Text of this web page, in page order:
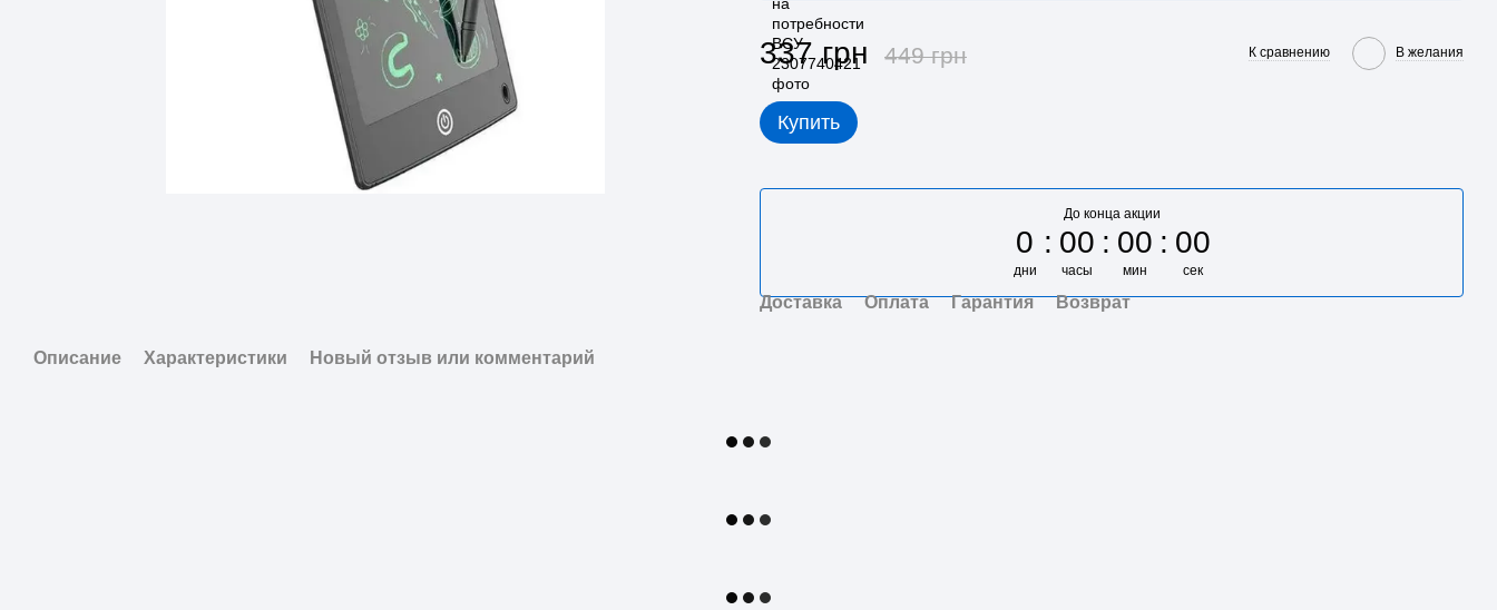
337 грн 449 грн К сравнению В желания
Купить
До конца акции
0
дни
00
часы
00
мин
00
сек
Доставка Оплата Гарантия Возврат
Описание Характеристики Новый отзыв или комментарий